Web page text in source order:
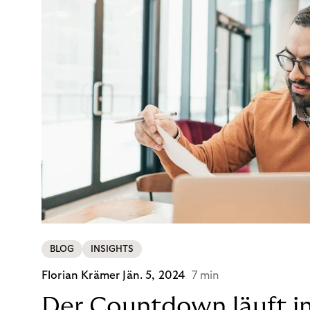
BLOG INSIGHTS
Florian Krämer Jän. 5, 2024 7 min